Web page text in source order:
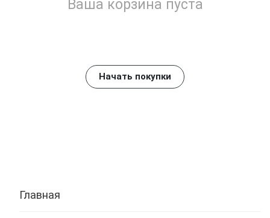
Ваша корзина пуста
Начать покупки
Главная